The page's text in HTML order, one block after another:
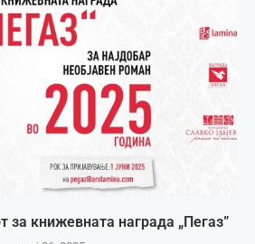
за книжевната награда „Пегаз”